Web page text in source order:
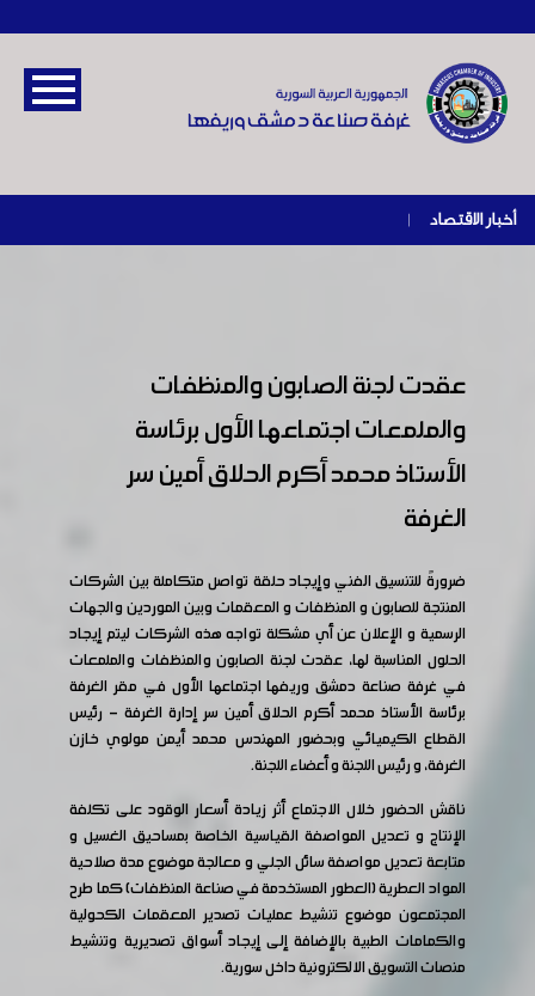
أخبار الاقتصاد |
عقدت لجنة الصابون والمنظفات
والملمعات اجتماعها الأول برئاسة
الأستاذ محمد أكرم الحلاق أمين سر
الغرفة
ضرورةً للتنسيق الفني وإيجاد حلقة تواصل متكاملة بين الشركات
المنتجة للصابون و المنظفات و المعقمات وبين الموردين والجهات
الرسمية و الإعلان عن أي مشكلة تواجه هذه الشركات ليتم إيجاد
الحلول المناسبة لها، عقدت لجنة الصابون والمنظفات والملمعات
في غرفة صناعة دمشق وريفها اجتماعها الأول في مقر الغرفة
برئاسة الأستاذ محمد أكرم الحلاق أمين سر إدارة الغرفة - رئيس
القطاع الكيميائي وبحضور المهندس محمد أيمن مولوي خازن
الغرفة، و رئيس اللجنة و أعضاء اللجنة.
ناقش الحضور خلال الاجتماع أثر زيادة أسعار الوقود على تكلفة
الإنتاج و تعديل المواصفة القياسية الخاصة بمساحيق الغسيل و
متابعة تعديل مواصفة سائل الجلي و معالجة موضوع مدة صلاحية
المواد العطرية (العطور المستخدمة في صناعة المنظفات) كما طرح
المجتمعون موضوع تنشيط عمليات تصدير المعقمات الكحولية
والكمامات الطبية بالإضافة إلى إيجاد أسواق تصديرية وتنشيط
منصات التسويق الالكترونية داخل سورية.